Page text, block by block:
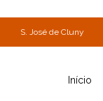
S. José de Cluny
Início